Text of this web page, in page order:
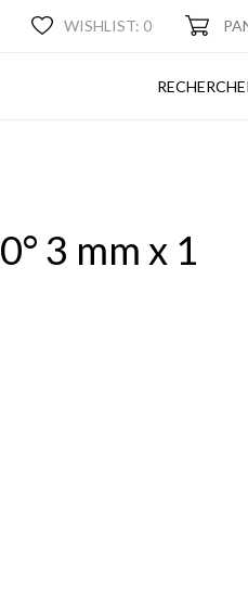
WISHLIST: 0
3 mm x 1